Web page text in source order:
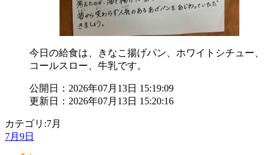
今日の給食は、きなこ揚げパン、ホワイトシチュー、
コールスロー、牛乳です。
公開日：2026年07月13日 15:19:09
更新日：2026年07月13日 15:20:16
カテゴリ:7月
7月9日